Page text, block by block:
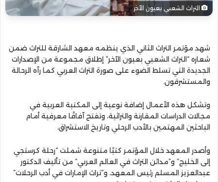
التراث الشعبي بعيون الآخر
شهد مؤتمر التراث الثاني الذي ينظمه معهد الشارقة للتراث ضمن
شعاره “التراث الشعبي بعيون الآخر” إطلاق مجموعة من الإصدارات
الجديدة التي تسلط الضوء على صورة التراث العربي كما رآه الرحالة
والمستشرقون.
وتشكل هذه الأعمال إضافة نوعية إلى المكتبة العربية في
مجالات الدراسات المقارنة والتراثية، وتفتح آفاقًا معرفية أمام
الباحثين المهتمين بالأدب الرحلي وتاريخ الاستشراق.
وأصدر المعهد خلال المؤتمر كتبًا متنوعة شملت “رحلة كرستجي
إلى الخليج” و”مدائن التراث في العالم العربي” من تأليف الدكتور
عبدالعزيز المسلم رئيس المعهد، و”تراث الإمارات في أدب الرحلات”